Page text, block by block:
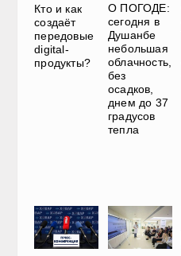
Кто и как
создаёт
передовые
digital-
продукты?
О ПОГОДЕ:
сегодня в
Душанбе
небольшая
облачность,
без
осадков,
днем до 37
градусов
тепла